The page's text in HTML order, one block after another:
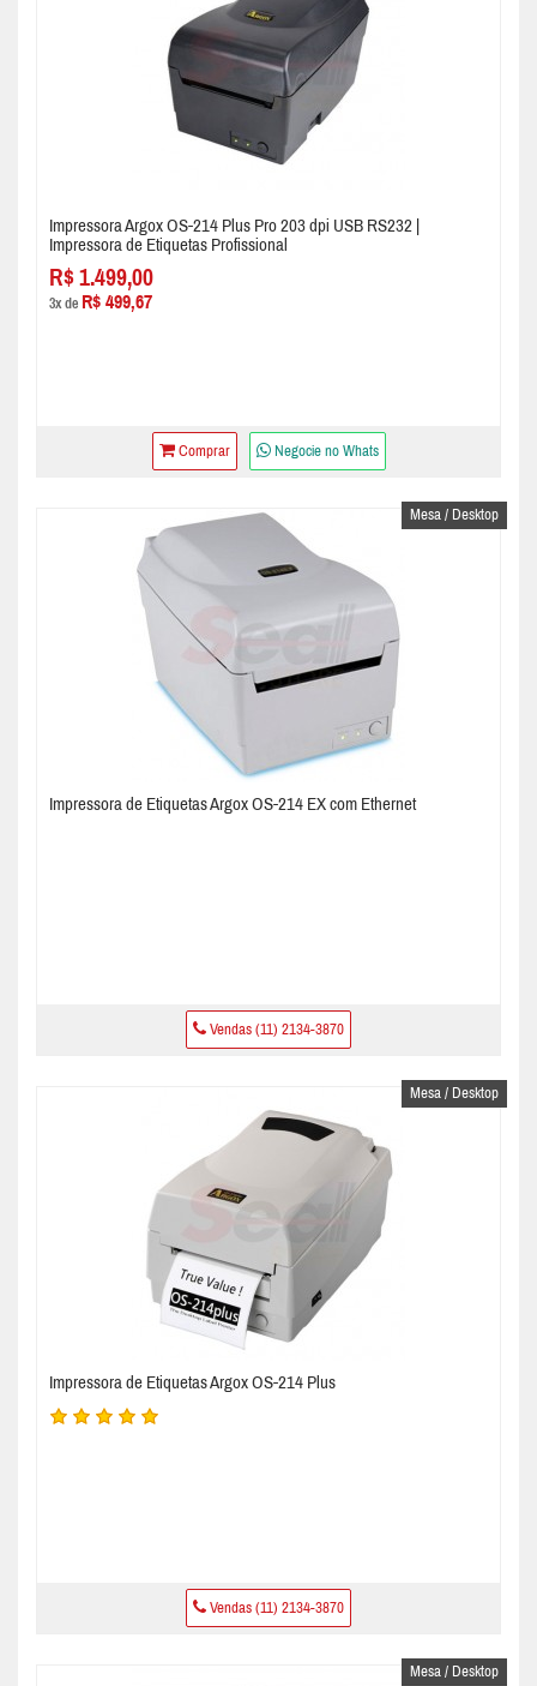
Impressora Argox OS-214 Plus Pro 203 dpi USB RS232 |
Impressora de Etiquetas Profissional
R$ 1.499,00
3x de R$ 499,67
Comprar Negocie no Whats
Mesa / Desktop
Impressora de Etiquetas Argox OS-214 EX com Ethernet
Vendas (11) 2134-3870
Mesa / Desktop
Impressora de Etiquetas Argox OS-214 Plus
Vendas (11) 2134-3870
Mesa / Desktop